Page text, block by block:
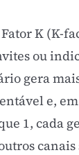
K (K-
ou
gera
e,
1, cada
canais